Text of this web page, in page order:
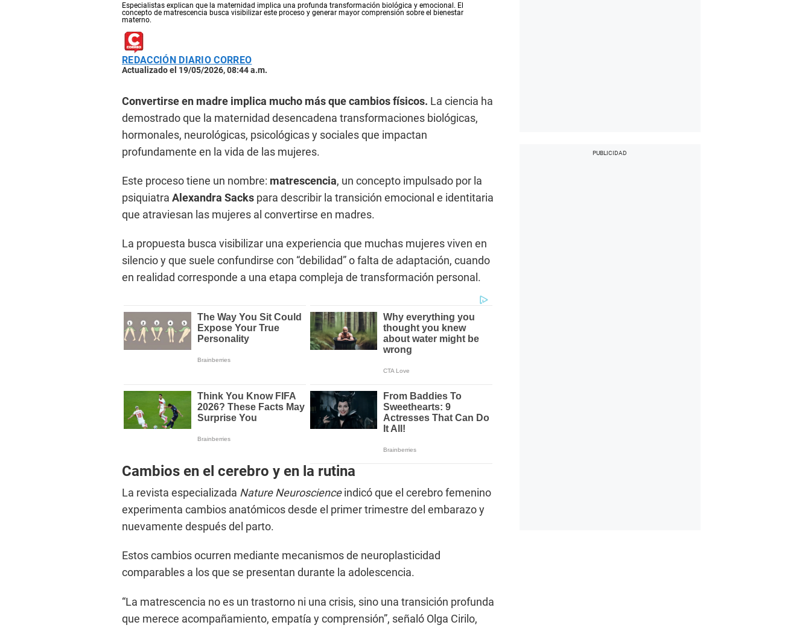
Especialistas explican que la maternidad implica una profunda transformación biológica y emocional. El
concepto de matrescencia busca visibilizar este proceso y generar mayor comprensión sobre el bienestar
materno.
REDACCIÓN DIARIO CORREO
Actualizado el 19/05/2026, 08:44 a.m.
Convertirse en madre implica mucho más que cambios físicos. La ciencia ha
demostrado que la maternidad desencadena transformaciones biológicas,
hormonales, neurológicas, psicológicas y sociales que impactan
profundamente en la vida de las mujeres.
Este proceso tiene un nombre: matrescencia, un concepto impulsado por la
psiquiatra Alexandra Sacks para describir la transición emocional e identitaria
que atraviesan las mujeres al convertirse en madres.
La propuesta busca visibilizar una experiencia que muchas mujeres viven en
silencio y que suele confundirse con “debilidad” o falta de adaptación, cuando
en realidad corresponde a una etapa compleja de transformación personal.
Cambios en el cerebro y en la rutina
La revista especializada Nature Neuroscienceindicó que el cerebro femenino
experimenta cambios anatómicos desde el primer trimestre del embarazo y
nuevamente después del parto.
Estos cambios ocurren mediante mecanismos de neuroplasticidad
comparables a los que se presentan durante la adolescencia.
“La matrescencia no es un trastorno ni una crisis, sino una transición profunda
que merece acompañamiento, empatía y comprensión”, señaló Olga Cirilo,